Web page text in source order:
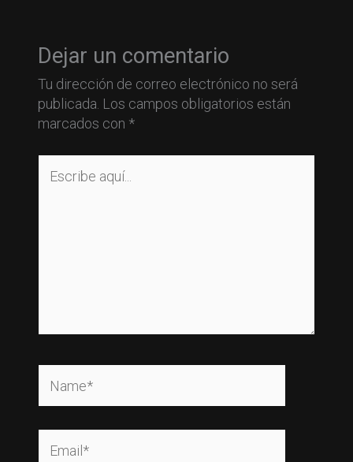
Dejar un comentario
Tu dirección de correo electrónico no será
publicada. Los campos obligatorios están
marcados con *
aquí...